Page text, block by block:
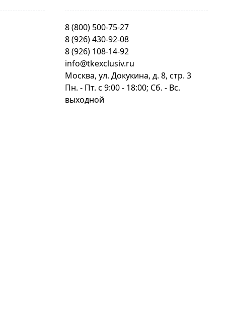
8 (800) 500-75-27
8 (926) 430-92-08
8 (926) 108-14-92
info@tkexclusiv.ru
Москва, ул. Докукина, д. 8, стр. 3
Пн. - Пт. c 9:00 - 18:00; Сб. - Вс.
выходной